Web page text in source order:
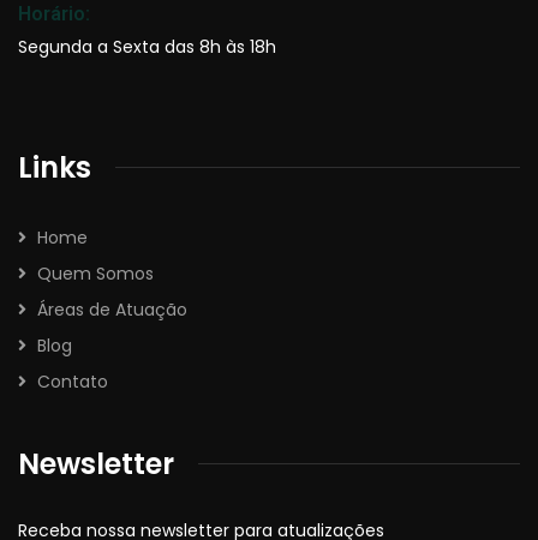
Horário:
Segunda a Sexta das 8h às 18h
Links
Home
Quem Somos
Áreas de Atuação
Blog
Contato
Newsletter
Receba nossa newsletter para atualizações